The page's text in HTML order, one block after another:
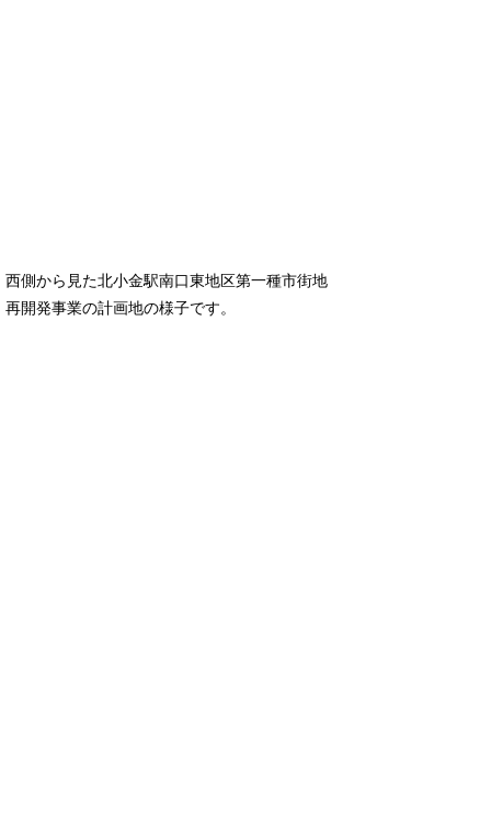
西側から見た北小金駅南口東地区第一種市街地
再開発事業の計画地の様子です。